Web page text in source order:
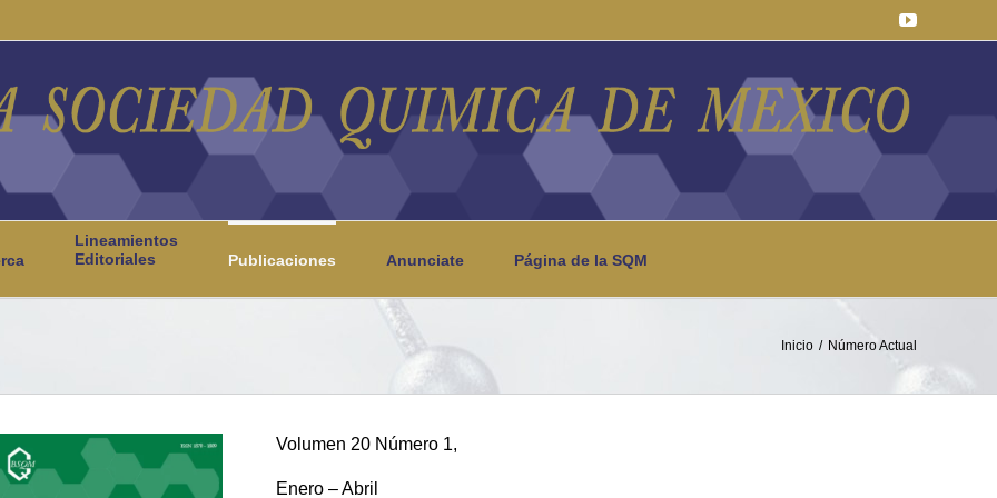
YouTube
Lineamientos
Editoriales
Publicaciones Anunciate Página de la SQM
Inicio Número Actual
Volumen 20 Número 1,
Enero – Abril